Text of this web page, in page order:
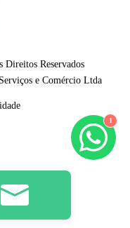
1
Direitos Reservados
e Comércio Ltda